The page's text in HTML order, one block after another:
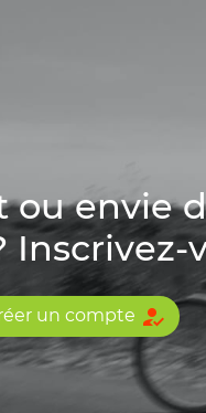
ou envie
Inscrivez-
un compte how_to_reg